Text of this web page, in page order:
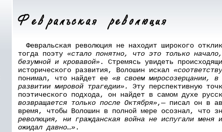
Февральская революция не находит широкого
тогда поэту «стало понятно, что это только
безумной и кровавой». Стремясь увидеть
исторического развития, Волошин искал
понимал, что найдет ее «в своем миросозерцании,
развитии мировой трагедии». Эту перспективную
поэтического подхода, он найдет в самом духе
возвращается только после Октября»,— писал он в
время, чтобы Волошин в полной мере осознал, что
революция, ни гражданская война не испугали
ожидал давно…».